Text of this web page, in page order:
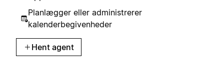
Planlægger eller administrerer
kalenderbegivenheder
Hent agent